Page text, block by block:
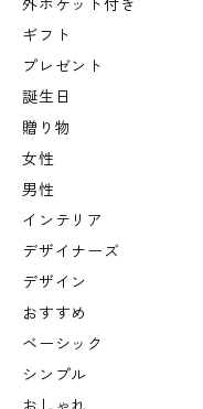
外ポケット付き
ギフト
プレゼント
誕生日
贈り物
女性
男性
インテリア
デザイナーズ
デザイン
おすすめ
ベーシック
シンプル